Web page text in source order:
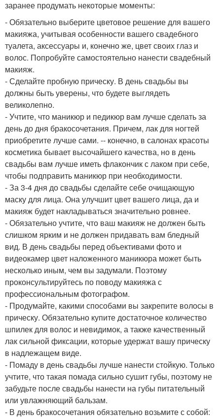
заранее продумать некоторые моменты:
- Обязательно выберите цветовое решение для вашего
макияжа, учитывая особенности вашего свадебного
туалета, аксессуары и, конечно же, цвет своих глаз и
волос. Попробуйте самостоятельно нанести свадебный
макияж.
- Сделайте пробную прическу. В день свадьбы вы
должны быть уверены, что будете выглядеть
великолепно.
- Учтите, что маникюр и педикюр вам лучше сделать за
день до дня бракосочетания. Причем, лак для ногтей
приобретите лучше сами. -- конечно, в салонах красоты
косметика бывает высочайшего качества, но в день
свадьбы вам лучше иметь флакончик с лаком при себе,
чтобы подправить маникюр при необходимости.
- За 3-4 дня до свадьбы сделайте себе очищающую
маску для лица. Она улучшит цвет вашего лица, да и
макияж будет накладываться значительно ровнее.
- Обязательно учтите, что ваш макияж не должен быть
слишком ярким и не должен придавать вам бледный
вид. В день свадьбы перед объективами фото и
видеокамер цвет наложенного маникюра может быть
несколько иным, чем вы задумали. Поэтому
проконсультируйтесь по поводу макияжа с
профессиональным фотографом.
- Продумайте, какими способами вы закрепите волосы в
прическу. Обязательно купите достаточное количество
шпилек для волос и невидимок, а также качественный
лак сильной фиксации, которые удержат вашу прическу
в надлежащем виде.
- Помаду в день свадьбы лучше нанести стойкую. Только
учтите, что такая помада сильно сушит губы, поэтому не
забудьте после свадьбы нанести на губы питательный
или увлажняющий бальзам.
- В день бракосочетания обязательно возьмите с собой: